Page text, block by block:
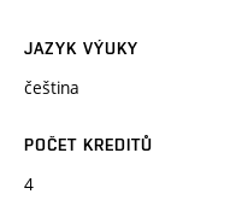
JAZYK VÝUKY
čeština
POČET KREDITŮ
4